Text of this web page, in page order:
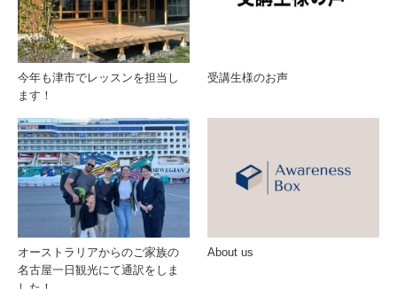
今年も津市でレッスンを担当し
ます！
受講生様のお声
オーストラリアからのご家族の
名古屋一日観光にて通訳をしま
About us